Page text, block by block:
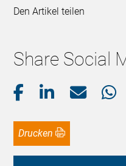
Den Artikel teilen
Share Social
Drucken